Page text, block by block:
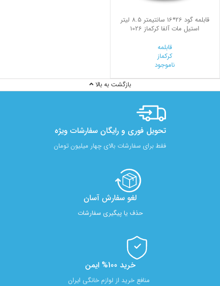
قابلمه گود 26*16 سانتیمتر 8.5 لیتر
استیل مات آلفا کرکماز 1026
قابلمه
کرکماز
ناموجود
بازگشت به بالا
تحویل فوری و رایگان سفارشات ویژه
فقط برای سفارشات بالای چهار میلیون تومان
لغو سفارش آسان​
حذف یا پیگیری سفارشات
خرید 100% ایمن
منافع خرید از لوازم خانگی ایران